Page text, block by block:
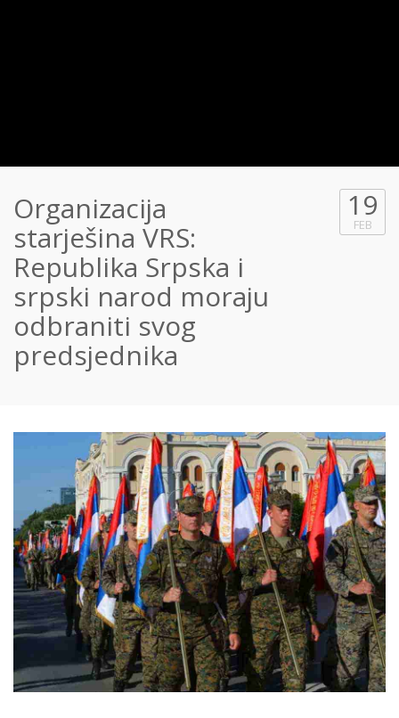
Organizacija
starješina VRS:
Republika Srpska i
srpski narod moraju
odbraniti svog
predsjednika
19
FEB